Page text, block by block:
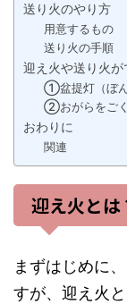
送り火のやり方
用意するもの
送り火の手順
迎え火や送り火
①盆提灯（ぼん
②おがらをごく
おわりに
関連
迎え火とは
まずはじめに
すが、迎え火